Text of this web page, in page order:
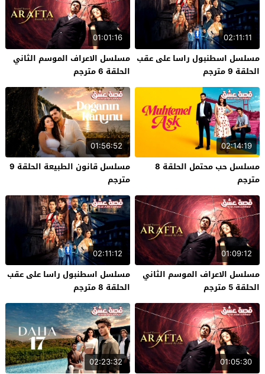
02:11:11
مسلسل اسطنبول راسا على عقب
الحلقة 9 مترجم
01:01:16
مسلسل الاعراف الموسم الثاني
الحلقة 6 مترجم
02:14:19
مسلسل حب محتمل الحلقة 8
مترجم
01:56:52
مسلسل قانون الطبيعة الحلقة 9
مترجم
01:09:12
مسلسل الاعراف الموسم الثاني
الحلقة 5 مترجم
02:11:12
مسلسل اسطنبول راسا على عقب
الحلقة 8 مترجم
01:05:30
02:23:32